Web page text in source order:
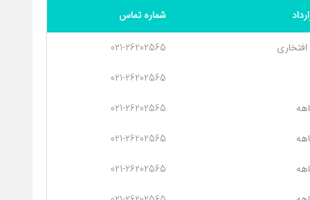
شماره تماس
021-26202565
021-26202565
021-26202565
021-26202565
021-26202565